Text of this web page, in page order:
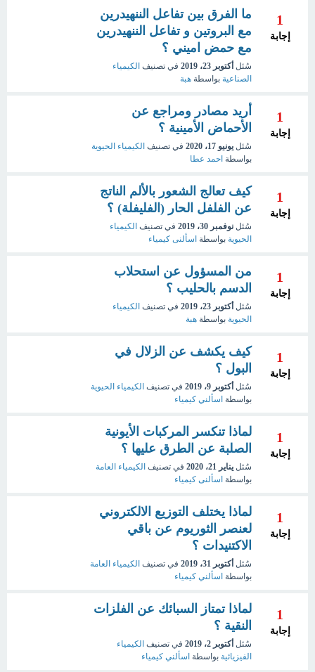
1
إجابة
ما الفرق بين تفاعل الننهيدرين
مع البروتين و تفاعل الننهيدرين
مع حمض اميني ؟
سُئل أكتوبر 23، 2019 في تصنيف الكيمياء
الصناعية بواسطة هبة
1
إجابة
أريد مصادر ومراجع عن
الأحماض الأمينية ؟
سُئل يونيو 17، 2020 في تصنيف الكيمياء الحيوية
بواسطة احمد عطا
1
إجابة
كيف تعالج الشعور بالألم الناتج
عن الفلفل الحار (الفليفلة) ؟
سُئل نوفمبر 30، 2019 في تصنيف الكيمياء
الحيوية بواسطة اسألنى كيمياء
1
إجابة
من المسؤول عن استحلاب
الدسم بالحليب ؟
سُئل أكتوبر 23، 2019 في تصنيف الكيمياء
الحيوية بواسطة هبة
1
إجابة
كيف يكشف عن الزلال في
البول ؟
سُئل أكتوبر 9، 2019 في تصنيف الكيمياء الحيوية
بواسطة اسألني كيمياء
1
إجابة
لماذا تنكسر المركبات الأيونية
الصلبة عن الطرق عليها ؟
سُئل يناير 21، 2020 في تصنيف الكيمياء العامة
بواسطة اسألنى كيمياء
1
إجابة
لماذا يختلف التوزيع الالكتروني
لعنصر الثوريوم عن باقي
الاكتنيدات ؟
سُئل أكتوبر 31، 2019 في تصنيف الكيمياء العامة
بواسطة اسألني كيمياء
1
إجابة
لماذا تمتاز السبائك عن الفلزات
النقية ؟
سُئل أكتوبر 2، 2019 في تصنيف الكيمياء
الفيزيائية بواسطة اسألني كيمياء